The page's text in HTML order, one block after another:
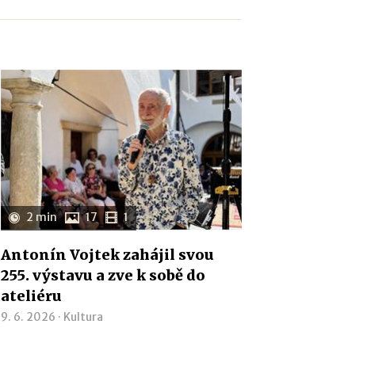
2 min 17 1
Antonín Vojtek zahájil svou
255. výstavu a zve k sobě do
ateliéru
9. 6. 2026 · Kultura